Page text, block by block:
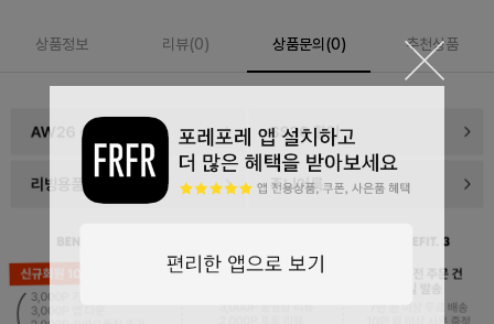
상품정보 리뷰(0) 상품문의(0) 추천상품